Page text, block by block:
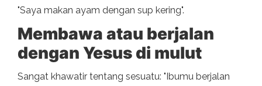
"Saya makan ayam dengan sup kering".
Membawa atau berjalan
dengan Yesus di mulut
Sangat khawatir tentang sesuatu: "Ibumu berjalan